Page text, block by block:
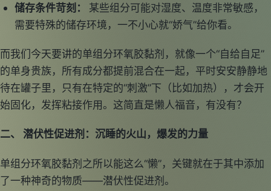
储存条件苛刻：
某些组分可能对湿度、温度非常敏感，
需要特殊的储存环境，一不小心就“娇气”给你看。
而我们今天要讲的单组分环氧胶黏剂，就像一个“自给自足”
的单身贵族，所有成分都提前混合在一起，平时安安静静地
待在罐子里，只有在特定的“刺激”下（比如加热），才会开
始固化，发挥粘接作用。这简直是懒人福音，有没有？
二、 潜伏性促进剂：沉睡的火山，爆发的力量
单组分环氧胶黏剂之所以能这么“懒”，关键就在于其中添加
了一种神奇的物质——潜伏性促进剂。